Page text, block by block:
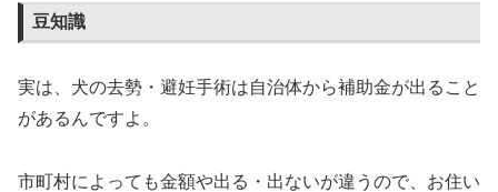
豆知識
実は、犬の去勢・避妊手術は自治体から補助金が出ること
があるんですよ。
市町村によっても金額や出る・出ないが違うので、お住い